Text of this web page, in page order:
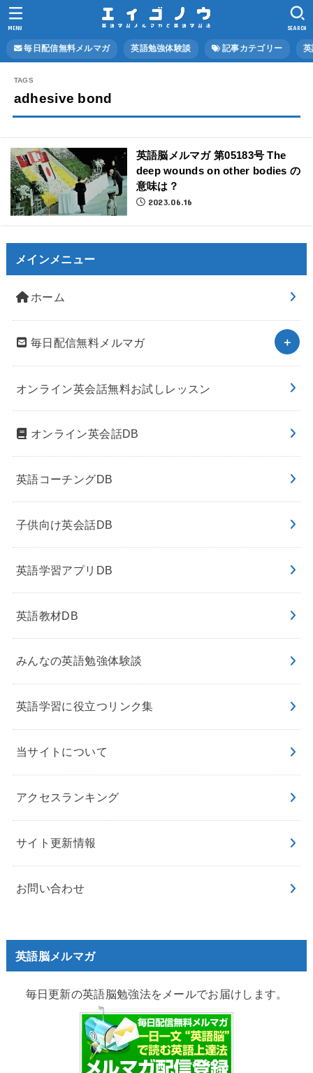
毎日配信無料メルマガ 英語勉強体験談 記事カテゴリー
SEARCH
MENU
adhesive bond
英語脳メルマガ 第05183号 The
deep wounds on other bodies の
意味は？
2023.06.16
メインメニュー
ホーム
毎日配信無料メルマガ
オンライン英会話無料お試しレッスン
オンライン英会話DB
英語コーチングDB
子供向け英会話DB
英語学習アプリDB
英語教材DB
みんなの英語勉強体験談
英語学習に役立つリンク集
当サイトについて
アクセスランキング
サイト更新情報
お問い合わせ
英語脳メルマガ
毎日更新の英語脳勉強法をメールでお届けします。